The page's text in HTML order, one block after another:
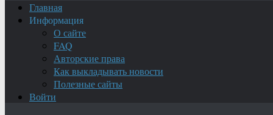
Главная
Информация
О сайте
FAQ
Авторские права
Как выкладывать новости
Полезные сайты
Войти